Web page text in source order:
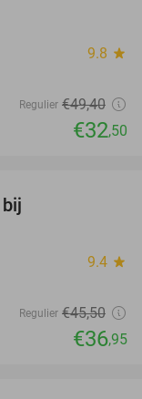
9.8 star
Regulier €49,40
€32,50
9.4 star
Regulier €45,50
€36,95